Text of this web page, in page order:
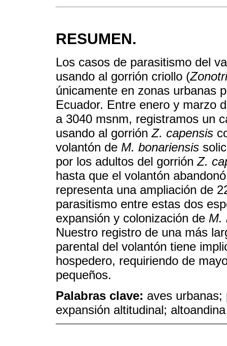
RESUMEN.
Los casos de parasitismo del
usando al gorrión criollo (
únicamente en zonas urbanas
Ecuador. Entre enero y marzo
a 3040 msnm, registramos un
usando al gorriónZ. capensis
volantón de M. bonariensis
por los adultos del gorriónZ.
hasta que el volantón
representa una ampliación de
parasitismo entre estas dos
expansión y colonización de M.
Nuestro registro de una más
parental del volantón tiene
hospedero, requiriendo de
pequeños.
Palabras clave: aves
expansión altitudinal; altoandina